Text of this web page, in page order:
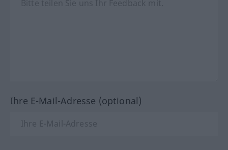
Ihre E-Mail-Adresse (optional)